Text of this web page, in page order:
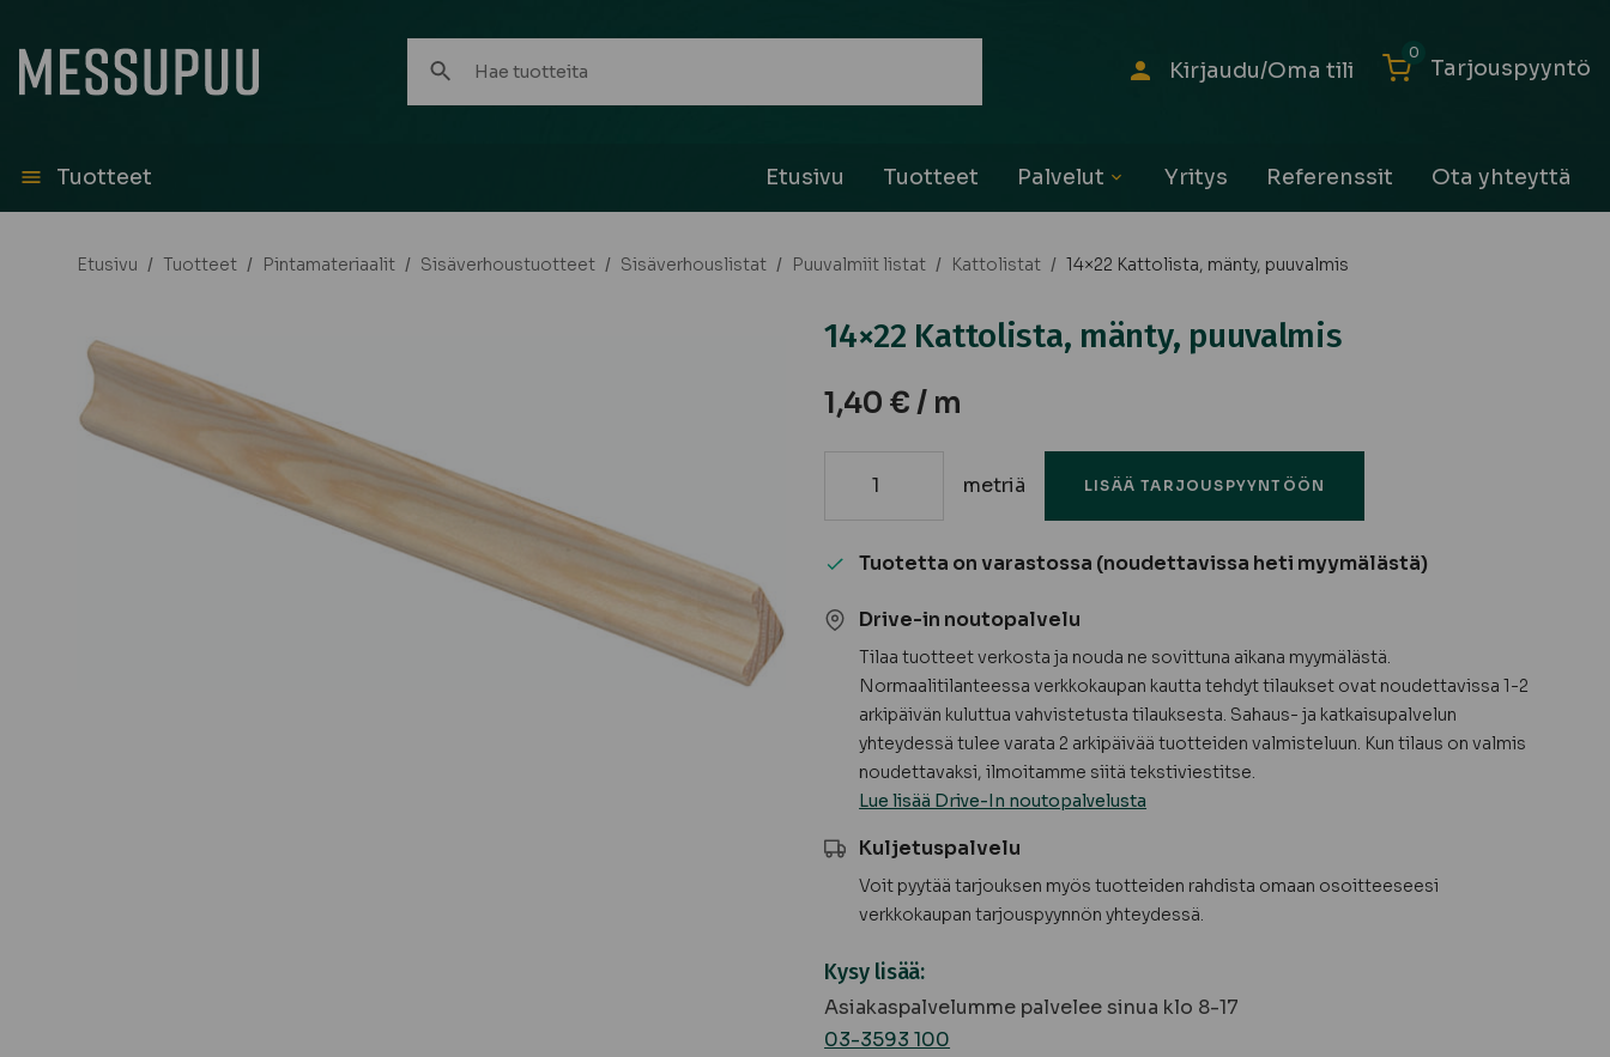
tuotteita:
Kirjaudu/Oma tili Tarjouspyyntö
0
Tuotteet Etusivu Tuotteet Palvelut Yritys Referenssit Ota yhteyttä
Etusivu / Tuotteet / Pintamateriaalit / Sisäverhoustuotteet / Sisäverhouslistat / Puuvalmiit listat / Kattolistat / 14×22 Kattolista, mänty, puuvalmis
14×22 Kattolista, mänty, puuvalmis
1,40 € / m
14x22
mänty,
määrä
metriä LISÄÄ TARJOUSPYYNTÖÖN
Tuotetta on varastossa (noudettavissa heti myymälästä)
Drive-in noutopalvelu
Tilaa tuotteet verkosta ja nouda ne sovittuna aikana myymälästä.
Normaalitilanteessa verkkokaupan kautta tehdyt tilaukset ovat noudettavissa 1-2
arkipäivän kuluttua vahvistetusta tilauksesta. Sahaus- ja katkaisupalvelun
yhteydessä tulee varata 2 arkipäivää tuotteiden valmisteluun. Kun tilaus on valmis
noudettavaksi, ilmoitamme siitä tekstiviestitse.
Lue lisää Drive-In noutopalvelusta
Kuljetuspalvelu
Voit pyytää tarjouksen myös tuotteiden rahdista omaan osoitteeseesi
verkkokaupan tarjouspyynnön yhteydessä.
Kysy lisää:
Asiakaspalvelumme palvelee sinua klo 8-17
03-3593 100